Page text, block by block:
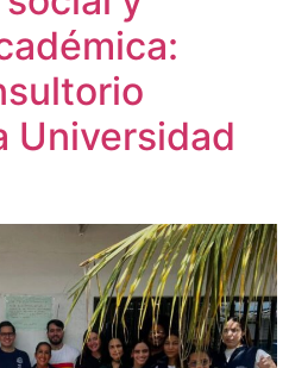
Universidad